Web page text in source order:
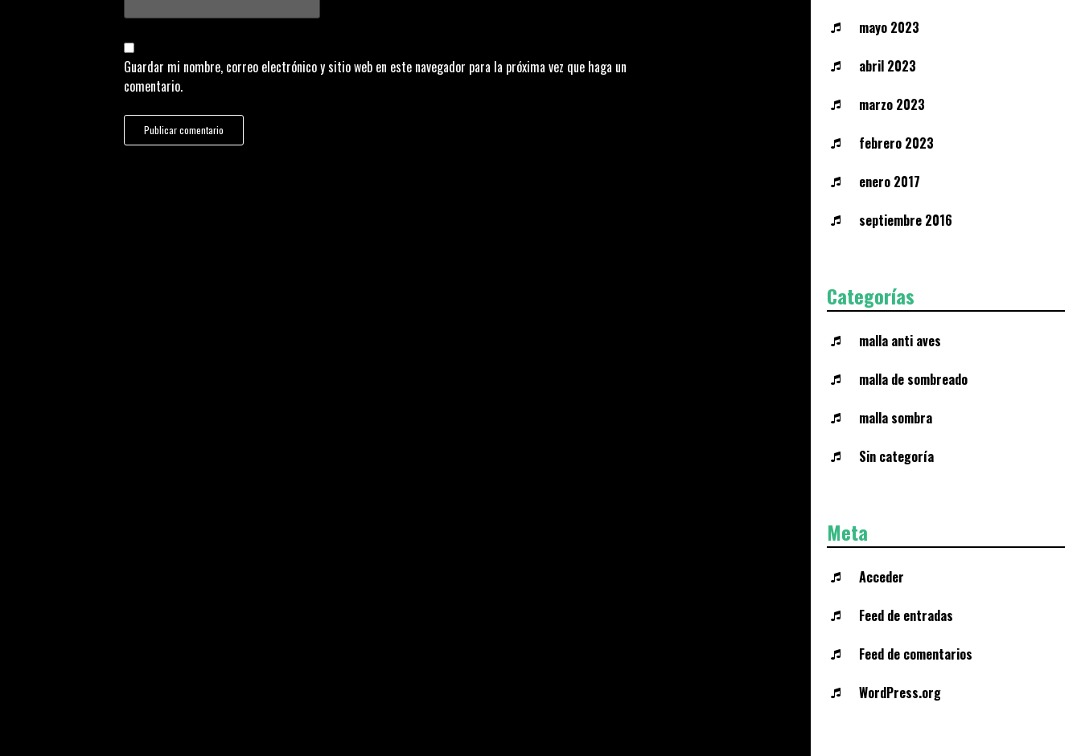
Guardar mi nombre, correo electrónico y sitio web en este navegador para la próxima vez que haga un
comentario.
mayo 2023
abril 2023
marzo 2023
febrero 2023
enero 2017
septiembre 2016
Categorías
malla anti aves
malla de sombreado
malla sombra
Sin categoría
Meta
Acceder
Feed de entradas
Feed de comentarios
WordPress.org